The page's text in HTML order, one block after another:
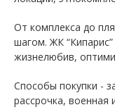
От комплекса до
шагом. ЖК
жизнелюбив,
Способы покупки -
рассрочка, военная